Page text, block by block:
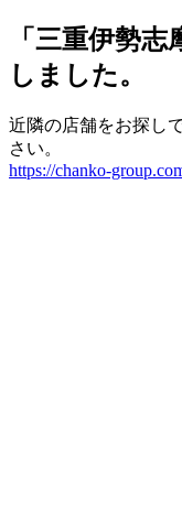
「三重伊勢
しました。
近隣の店舗をお探し
さい。
https://chanko-